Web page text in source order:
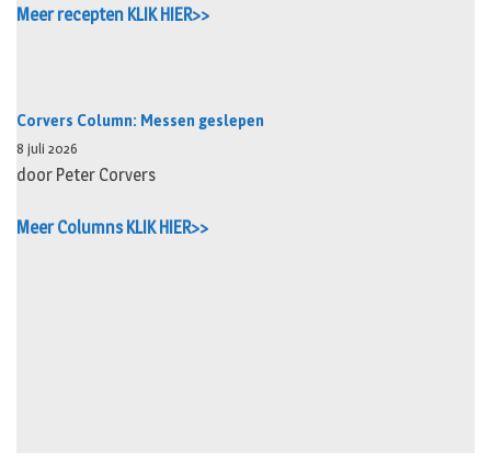
Meer recepten KLIK HIER>>
Corvers Column: Messen geslepen
8 juli 2026
door Peter Corvers
Meer Columns KLIK HIER>>